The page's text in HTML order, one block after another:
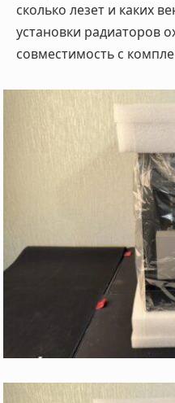
сколько лезет и каких
установки радиаторов
совместимость с